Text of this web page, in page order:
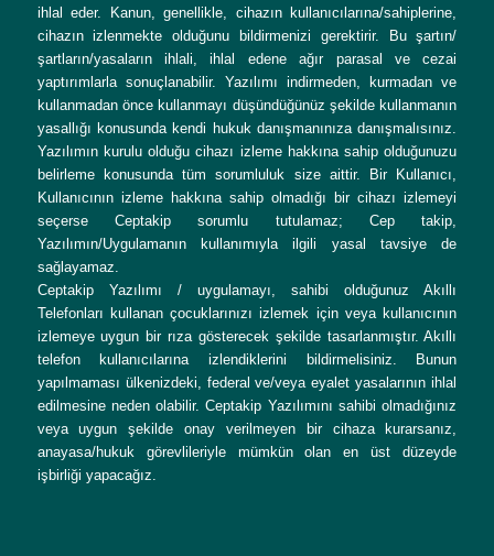
ihlal eder. Kanun, genellikle, cihazın kullanıcılarına/sahiplerine,
cihazın izlenmekte olduğunu bildirmenizi gerektirir. Bu şartın/
şartların/yasaların ihlali, ihlal edene ağır parasal ve cezai
yaptırımlarla sonuçlanabilir. Yazılımı indirmeden, kurmadan ve
kullanmadan önce kullanmayı düşündüğünüz şekilde kullanmanın
yasallığı konusunda kendi hukuk danışmanınıza danışmalısınız.
Yazılımın kurulu olduğu cihazı izleme hakkına sahip olduğunuzu
belirleme konusunda tüm sorumluluk size aittir. Bir Kullanıcı,
Kullanıcının izleme hakkına sahip olmadığı bir cihazı izlemeyi
seçerse Ceptakip sorumlu tutulamaz; Cep takip,
Yazılımın/Uygulamanın kullanımıyla ilgili yasal tavsiye de
sağlayamaz.
Ceptakip Yazılımı / uygulamayı, sahibi olduğunuz Akıllı
Telefonları kullanan çocuklarınızı izlemek için veya kullanıcının
izlemeye uygun bir rıza gösterecek şekilde tasarlanmıştır. Akıllı
telefon kullanıcılarına izlendiklerini bildirmelisiniz. Bunun
yapılmaması ülkenizdeki, federal ve/veya eyalet yasalarının ihlal
edilmesine neden olabilir. Ceptakip Yazılımını sahibi olmadığınız
veya uygun şekilde onay verilmeyen bir cihaza kurarsanız,
anayasa/hukuk görevlileriyle mümkün olan en üst düzeyde
işbirliği yapacağız.